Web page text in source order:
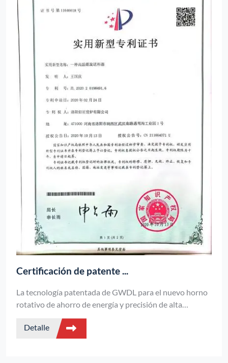
Certificación de patente ...
La tecnología patentada de GWDL para el nuevo horno
rotativo de ahorro de energía y precisión de alta
temperatura consigue una uniformidad del campo de
temperatura de ±1℃ a 1600℃ y reduce el consumo de
energía en un 40%, lo que resulta idóneo para el
Detalle